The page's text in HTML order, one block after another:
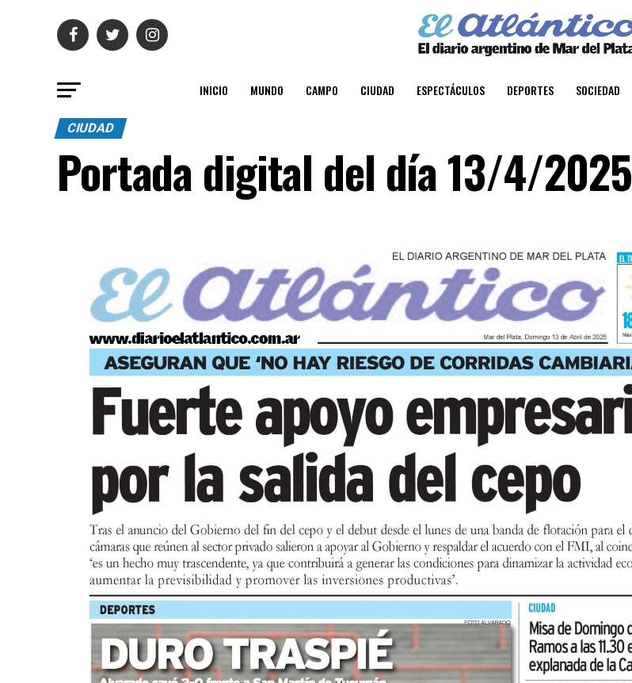
INICIO MUNDO CAMPO CIUDAD ESPECTÁCULOS DEPORTES SOCIEDAD
CIUDAD
Portada digital del día 13/4/2025